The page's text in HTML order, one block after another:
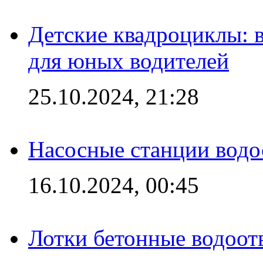
Детские квадроциклы:
для юных водителей
25.10.2024, 21:28
Насосные станции
16.10.2024, 00:45
Лотки бетонные